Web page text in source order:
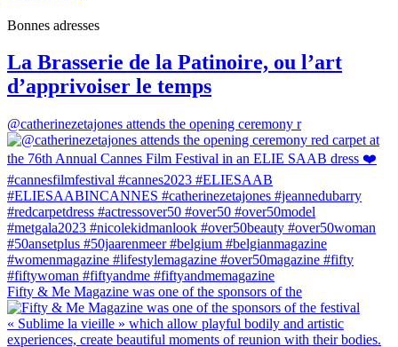
Bonnes adresses
La Brasserie de la Patinoire, ou l’art
d’apprivoiser le temps
@catherinezetajones attends the opening ceremony r
Fifty & Me Magazine was one of the sponsors of the